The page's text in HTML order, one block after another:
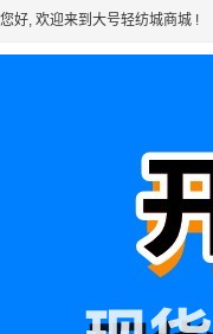
您好, 欢迎来到大号轻纺城商城 !